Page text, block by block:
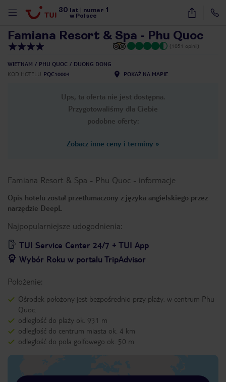
30 lat numer 1
w Polsce
45
Famiana Resort & Spa - Phu Quoc
(1051 opinii)
WIETNAM PHU QUOC
DUONG DONG
KOD HOTELU PQC10004 POKAŻ NA MAPIE
Ups, ta oferta nie jest dostępna.
Przygotowaliśmy dla Ciebie
podobne oferty:
Zobacz inne ceny i terminy »
Famiana Resort & Spa - Phu Quoc - informacje
Opis hotelu został przetłumaczony z języka angielskiego przez
narzędzie DeepL
Najpopularniejsze udogodnienia:
TUI Service Center 24/7 + TUI App
Wybór Roku w portalu TripAdvisor
Położenie:
Ośrodek położony jest bezpośrednio przy plaży, w centrum Phu
Quoc.
odległość do plaży ok. 931 m
odległość do centrum miasta ok. 4 km
odległość do pola golfowego ok. 50 m